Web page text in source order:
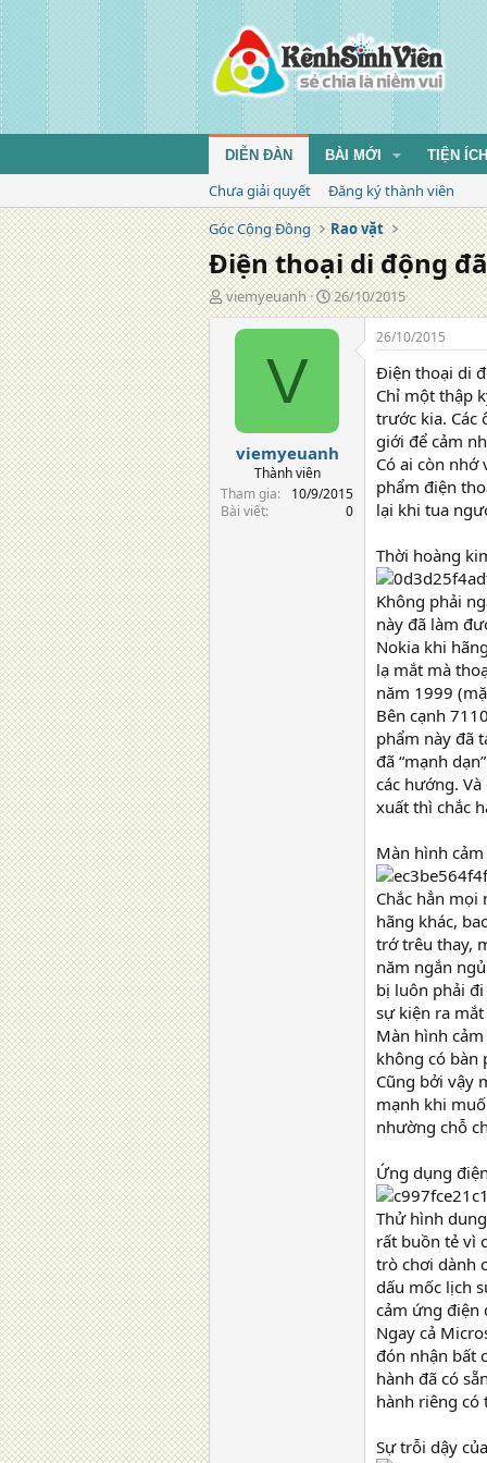
DIỄN ĐÀN BÀI MỚI TIỆN
Chưa giải quyết
Đăng ký thành viên
Góc Cộng Đồng
Rao vặt
Điện thoại di động
T
á
viemyeuanh
N
g
à
g
26/10/2015
V
viemyeuanh
Thành viên
Tham gia
10/9/2015
Bài viết
0
26/10/2015
Điện thoại di
Chỉ một thập
trước kia. Các
giới để cảm
Có ai còn
phẩm điện
lại khi tua
Thời hoàng
Không phải
này đã làm
Nokia khi
lạ mắt mà
năm 1999
Bên cạnh
phẩm này đã
đã “mạnh
các hướng.
xuất thì chắc
Màn hình
Chắc hẳn
hãng khác,
trớ trêu thay,
năm ngắn
bị luôn phải đi
sự kiện ra
Màn hình
không có bàn
Cũng bởi vậy
mạnh khi
nhường chỗ
Ứng dụng
Thử hình
rất buồn tẻ vì
trò chơi dành
dấu mốc lịch
cảm ứng điện
Ngay cả
đón nhận bất
hành đã có
hành riêng có
Sự trỗi dậy